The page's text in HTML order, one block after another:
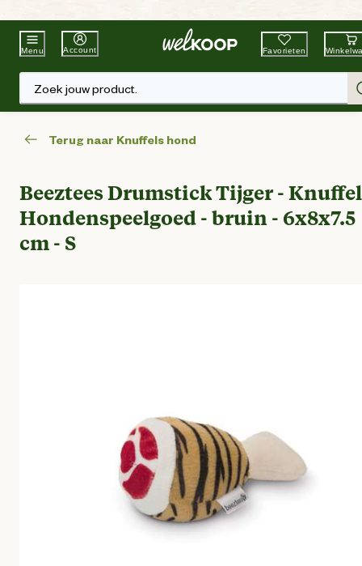
Beste WinkelketenTuin & Dier
Menu Account Favorieten
Zoek jouw product.
Terug naar Knuffels hond
Beeztees Drumstick Tijger -
Hondenspeelgoed - bruin - 6x8x7.5
cm - S